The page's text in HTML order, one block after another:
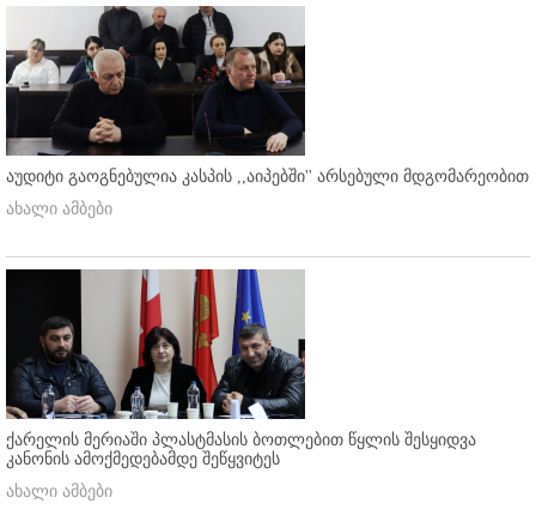
აუდიტი გაოგნებულია კასპის ,,აიპებში'' არსებული მდგომარეობით
ახალი ამბები
ქარელის მერიაში პლასტმასის ბოთლებით წყლის შესყიდვა
კანონის ამოქმედებამდე შეწყვიტეს
ახალი ამბები